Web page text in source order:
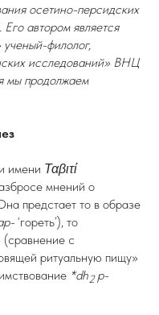
осетино-персидских
автором является
филолог,
исследований» ВНЦ
продолжаем
имени Ταβιτί
мнений о
предстает то в образе
‘гореть’), то
с
ритуальную пищу»
*dh2p-